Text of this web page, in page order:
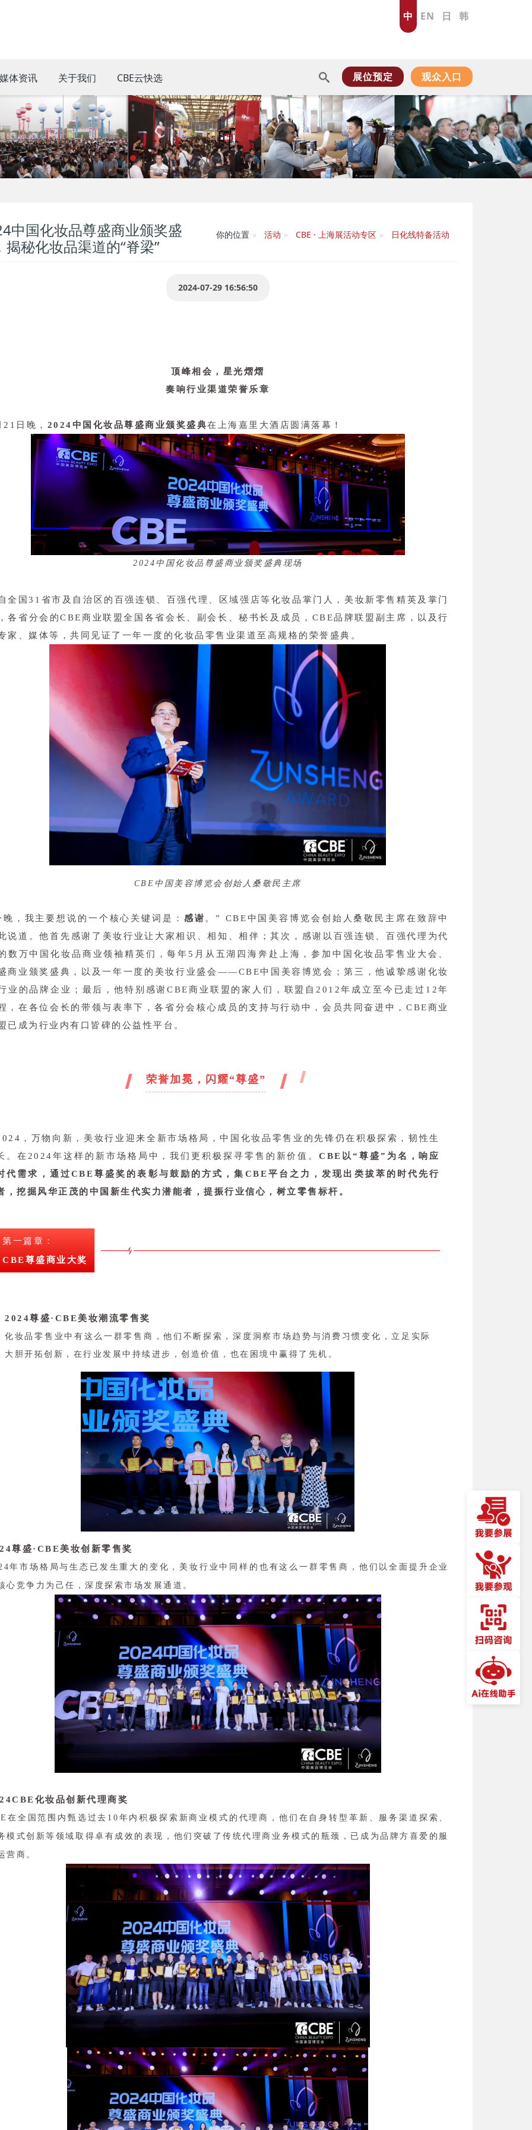
中 EN 日 韩
媒体资讯 关于我们 CBE云快选 展位预定 观众入口
你的位置 活动 CBE · 上海展活动专区 日化线特备活动
中国化妆品尊盛商业颁奖盛
揭秘化妆品渠道的“脊梁”
2024-07-29 16:56:50
顶峰相会，星光熠熠
奏响行业渠道荣誉乐章
21日晚， 2024中国化妆品尊盛商业颁奖盛典在上海嘉里大酒店圆满落幕！
2024中国化妆品尊盛商业颁奖盛典现场
全国31省市及自治区的百强连锁、百强代理、区域强店等化妆品掌门人，美妆新零售精英及掌门
各省分会的CBE商业联盟全国各省会长、副会长、秘书长及成员，CBE品牌联盟副主席，以及行
家、媒体等，共同见证了一年一度的化妆品零售业渠道至高规格的荣誉盛典。
CBE中国美容博览会创始人桑敬民主席
晚，我主要想说的一个核心关键词是： 感谢。” CBE中国美容博览会创始人桑敬民主席在致辞中
说道。他首先感谢了美妆行业让大家相识、相知、相伴；其次，感谢以百强连锁、百强代理为代
数万中国化妆品商业领袖精英们，每年5月从五湖四海奔赴上海，参加中国化妆品零售业大会、
商业颁奖盛典，以及一年一度的美妆行业盛会——CBE中国美容博览会；第三，他诚挚感谢化妆
业的品牌企业；最后，他特别感谢CBE商业联盟的家人们，联盟自2012年成立至今已走过12年
，在各位会长的带领与表率下，各省分会核心成员的支持与行动中，会员共同奋进中，CBE商业
已成为行业内有口皆碑的公益性平台。
荣誉加冕，闪耀“尊盛”
，万物向新，美妆行业迎来全新市场格局，中国化妆品零售业的先锋仍在积极探索，韧性生
。在2024年这样的新市场格局中，我们更积极探寻零售的新价值。CBE以“尊盛”为名，响应
代需求，通过CBE尊盛奖的表彰与鼓励的方式，集CBE平台之力，发现出类拔萃的时代先行
，挖掘风华正茂的中国新生代实力潜能者，提振行业信心，树立零售标杆。
第一篇章：
CBE尊盛商业大奖
2024尊盛·CBE美妆潮流零售奖
化妆品零售业中有这么一群零售商，他们不断探索，深度洞察市场趋势与消费习惯变化，立足实际
大胆开拓创新，在行业发展中持续进步，创造价值，也在困境中赢得了先机。
尊盛·CBE美妆创新零售奖
年市场格局与生态已发生重大的变化，美妆行业中同样的也有这么一群零售商，他们以全面提升企业
心竞争力为己任，深度探索市场发展通道。
化妆品创新代理商奖
在全国范围内甄选过去10年内积极探索新商业模式的代理商，他们在自身转型革新、服务渠道探索、
模式创新等领域取得卓有成效的表现，他们突破了传统代理商业务模式的瓶颈，已成为品牌方喜爱的服
营商。